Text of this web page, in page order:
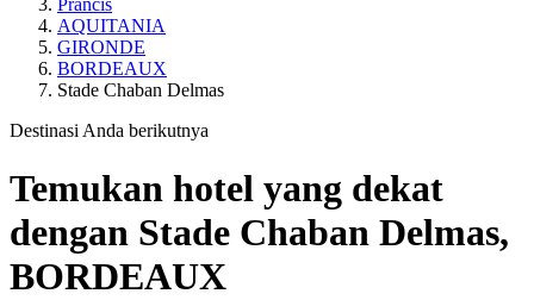
Prancis
AQUITANIA
GIRONDE
BORDEAUX
Stade Chaban Delmas
Destinasi Anda berikutnya
Temukan hotel yang dekat
dengan Stade Chaban Delmas,
BORDEAUX